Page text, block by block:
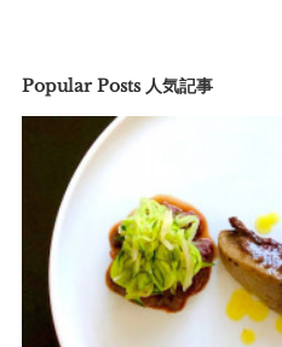
Popular Posts 人気記事